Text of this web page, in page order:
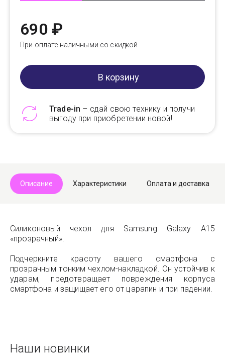
690 ₽
При оплате наличными со скидкой
В корзину
Trade-in – сдай свою технику и получи
выгоду при приобретении новой!
Описание Характеристики Оплата и доставка
Силиконовый чехол для Samsung Galaxy A15
«прозрачный».
Подчеркните красоту вашего смартфона c
прозрачным тонким чехлом-накладкой. Он устойчив к
ударам, предотвращает повреждения корпуса
смартфона и защищает его от царапин и при падении.
Наши новинки